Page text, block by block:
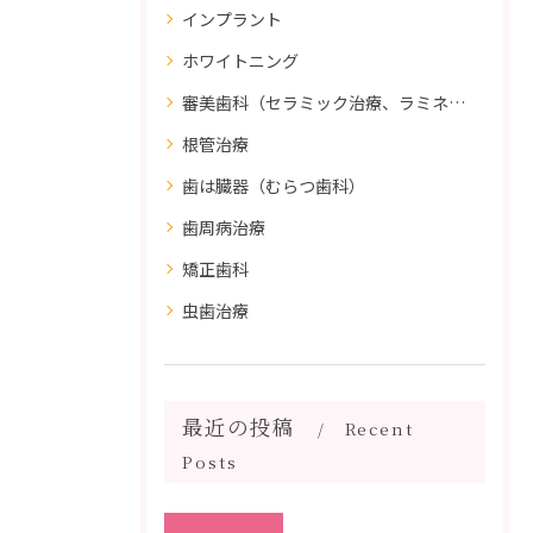
インプラント
ホワイトニング
審美歯科（セラミック治療、ラミネートべニア、ダイレクトボンディング）
根管治療
歯は臓器（むらつ歯科）
歯周病治療
矯正歯科
虫歯治療
最近の投稿
Recent
Posts